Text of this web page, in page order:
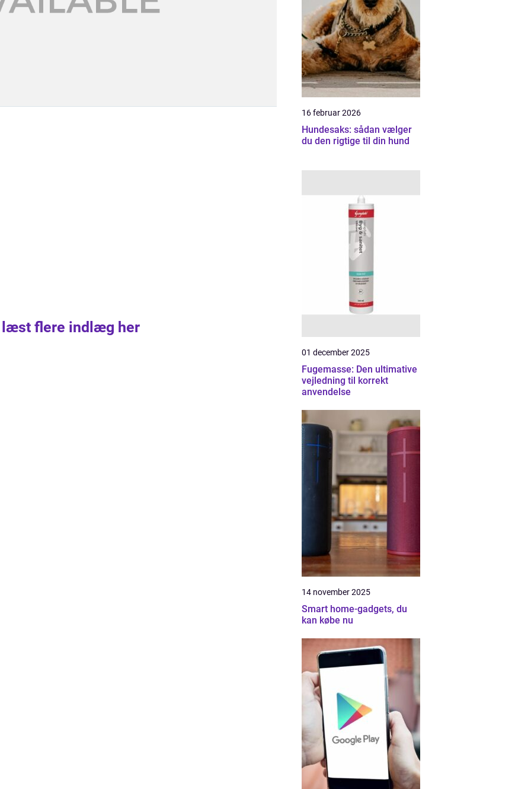
læst flere indlæg her
16 februar 2026
Hundesaks: sådan vælger
du den rigtige til din hund
01 december 2025
Fugemasse: Den ultimative
vejledning til korrekt
anvendelse
14 november 2025
Smart home-gadgets, du
kan købe nu